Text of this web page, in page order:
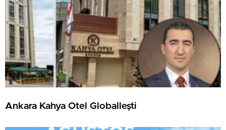
Ankara Kahya Otel Globalleşti